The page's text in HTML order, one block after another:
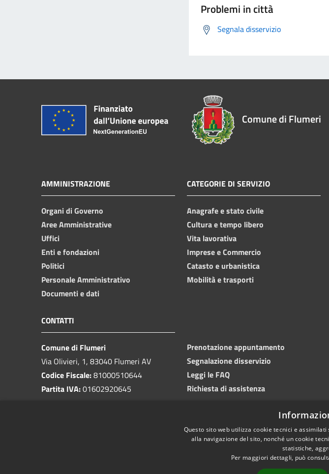
Problemi in città
Segnala disservizio
Comune di Flumeri
AMMINISTRAZIONE
Organi di Governo
Aree Amministrative
Uffici
Enti e fondazioni
Politici
Personale Amministrativo
Documenti e dati
CATEGORIE DI SERVIZIO
Anagrafe e stato civile
Cultura e tempo libero
Vita lavorativa
Imprese e Commercio
Catasto e urbanistica
Mobilità e trasporti
CONTATTI
Comune di Flumeri
Via Olivieri, 1, 83040 Flumeri AV
Codice Fiscale:81000510644
Partita IVA:01602920645
Prenotazione appuntamento
Segnalazione disservizio
Leggi le FAQ
Richiesta di assistenza
Questo sito web utilizza cookie tecnici e
alla navigazione del sito, nonché un cookie
statistiche,
Per maggiori dettagli, può